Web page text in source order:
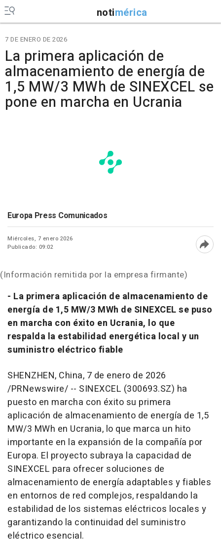
notimérica
7 DE ENERO DE 2026
La primera aplicación de
almacenamiento de energía de
1,5 MW/3 MWh de SINEXCEL se
pone en marcha en Ucrania
Europa Press Comunicados
Miércoles, 7 enero 2026
Publicado: 09:02
(Información remitida por la empresa firmante)
- La primera aplicación de almacenamiento de
energía de 1,5 MW/3 MWh de SINEXCEL se puso
en marcha con éxito en Ucrania, lo que
respalda la estabilidad energética local y un
suministro eléctrico fiable
SHENZHEN, China, 7 de enero de 2026
/PRNewswire/ -- SINEXCEL (300693.SZ) ha
puesto en marcha con éxito su primera
aplicación de almacenamiento de energía de 1,5
MW/3 MWh en Ucrania, lo que marca un hito
importante en la expansión de la compañía por
Europa. El proyecto subraya la capacidad de
SINEXCEL para ofrecer soluciones de
almacenamiento de energía adaptables y fiables
en entornos de red complejos, respaldando la
estabilidad de los sistemas eléctricos locales y
garantizando la continuidad del suministro
eléctrico esencial.